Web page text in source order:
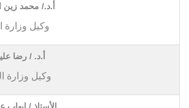
أ.د./ محمد
وكيل وزارة
أ.د. / رضا
وكيل وزارة